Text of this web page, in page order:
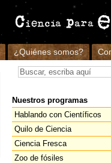
¿Quiénes somos?
Nuestros programas
Hablando con Científicos
Quilo de Ciencia
Ciencia Fresca
Zoo de fósiles